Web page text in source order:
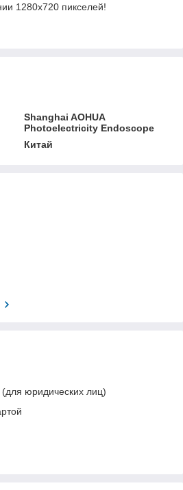
1280х720 пикселей!
Shanghai AOHUA
Photoelectricity Endoscope
Китай
юридических лиц)